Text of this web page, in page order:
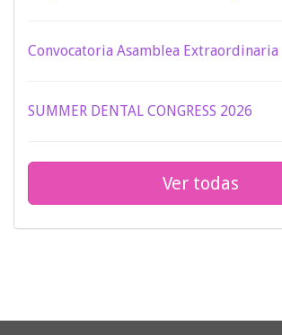
Convocatoria Asamblea Extraordinaria
SUMMER DENTAL CONGRESS 2026
Ver todas